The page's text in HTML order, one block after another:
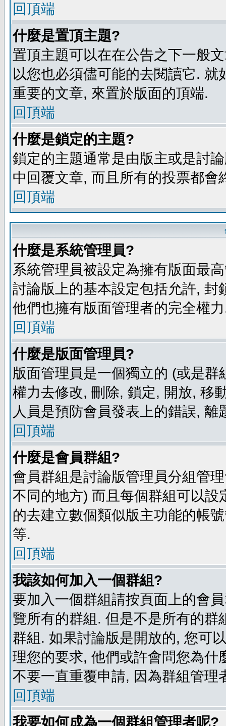
回頂端
什麼是置頂主題?
置頂主題可以在在公告之下一般
以您也必須儘可能的去閱讀它.
重要的文章, 來置於版面的頂端.
回頂端
什麼是鎖定的主題?
鎖定的主題通常是由版主或是討
中回覆文章, 而且所有的投票都
回頂端
什麼是系統管理員?
系統管理員被設定為擁有版面最
討論版上的基本設定包括允許,
他們也擁有版面管理者的完全權
回頂端
什麼是版面管理員?
版面管理員是一個獨立的 (或是
權力去修改, 刪除, 鎖定, 開放, 移
人員是預防會員發表上的錯誤, 離
回頂端
什麼是會員群組?
會員群組是討論版管理員分組管
不同的地方) 而且每個群組可以
的去建立數個類似版主功能的帳
等.
回頂端
我該如何加入一個群組?
要加入一個群組請按頁面上的會
覽所有的群組. 但是不是所有的
群組. 如果討論版是開放的, 您可
理您的要求, 他們或許會問您為
不要一直重覆申請, 因為群組管理
回頂端
我要如何成為一個群組管理者呢?